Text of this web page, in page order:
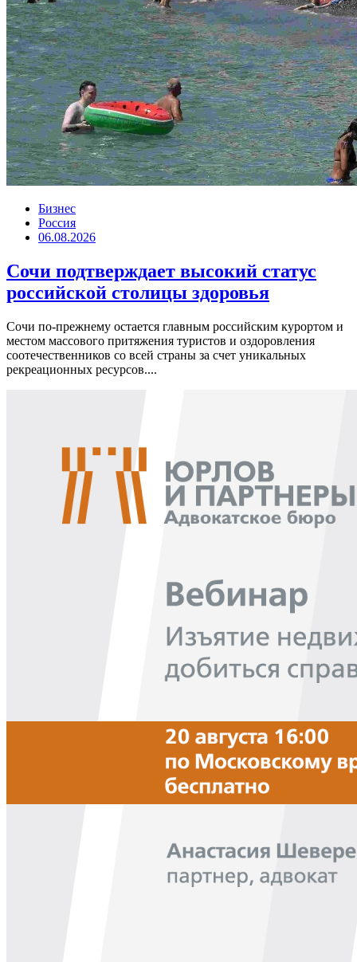
Бизнес
Россия
06.08.2026
Сочи подтверждает высокий статус
российской столицы здоровья
Сочи по-прежнему остается главным российским курортом и
местом массового притяжения туристов и оздоровления
соотечественников со всей страны за счет уникальных
рекреационных ресурсов....